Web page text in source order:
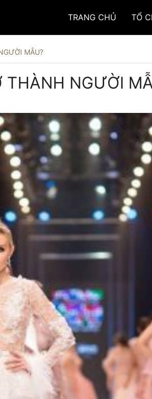
TRANG CHỦ TỔ
MẪU?
THÀNH NGƯỜI